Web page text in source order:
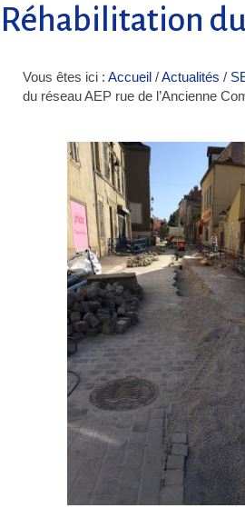
Réhabilitation du
Vous êtes ici : Accueil /Actualités /
du réseau AEP rue de l’Ancienne